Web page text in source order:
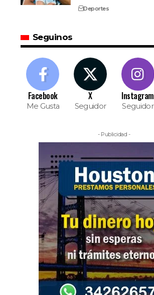
Deportes
Seguinos
Facebook
Me Gusta
X
Seguidor
Instagram
Seguidor
- Publicidad -